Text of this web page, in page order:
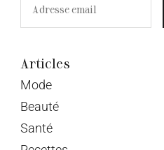
Articles
Mode
Beauté
Santé